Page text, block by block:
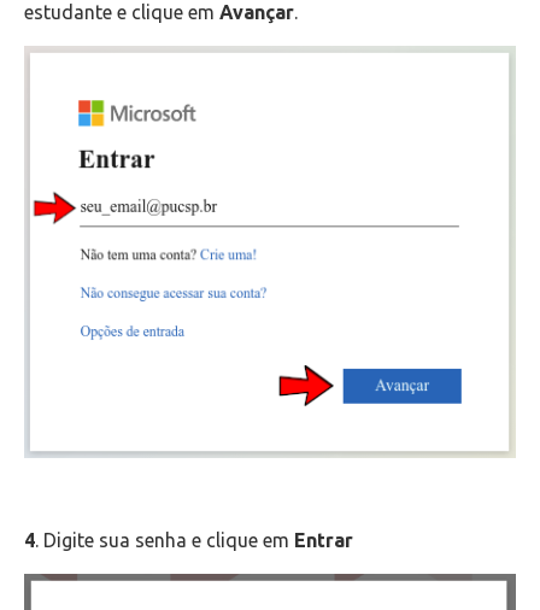
Microsoft Teams
Intercâmbio
Fluig
estudante e clique em Avançar.
4. Digite sua senha e clique em Entrar